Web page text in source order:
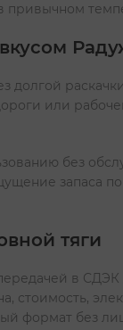
привычном
или
без
запаса
тяги
в
стоимость,
формат без